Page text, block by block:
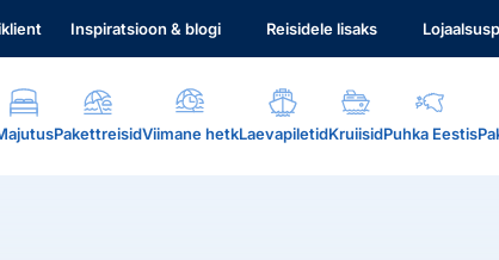
Inspiratsioon & blogi Reisidele lisaks
PakettreisidViimane hetkLaevapiletidKruiisidPuhka Eestis